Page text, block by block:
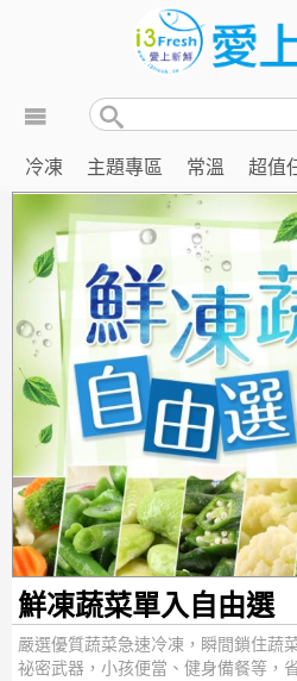
冷凍 主題專區 常溫 超值
鮮凍蔬菜單入自由選
嚴選優質蔬菜急速冷凍，瞬間鎖住蔬
祕密武器，小孩便當、健身備餐等，